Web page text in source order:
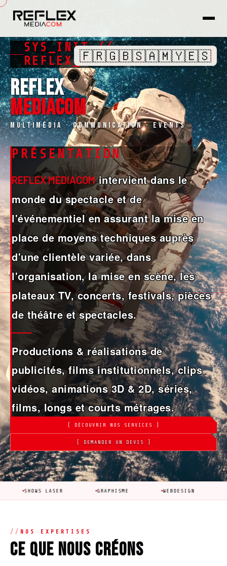
SYS_INIT //
REFLEX_MEDIACOM
REFLEX
MEDIACOM
Multimédia · Communication · Events
PRÉSENTATION
REFLEX MEDIACOMintervient dans le
monde du spectacle et de
l'événementiel en assurant la mise en
place de moyens techniques auprès
d'une clientèle variée, dans
l'organisation, la mise en scène, les
plateaux TV, concerts, festivals, pièces
de théâtre et spectacles.
Productions & réalisations de
publicités, films institutionnels, clips
vidéos, animations 3D & 2D, séries,
films, longs et courts métrages.
[ DÉCOUVRIR NOS SERVICES ]
[ DEMANDER UN DEVIS ]
LASER
NOS EXPERTISES
Ce que nous créons
🇫🇷🇬🇧🇸🇦🇲🇾🇪🇸